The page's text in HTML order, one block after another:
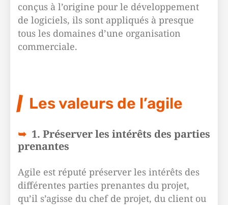
conçus à l’origine pour le développement
de logiciels, ils sont appliqués à presque
tous les domaines d’une organisation
commerciale.
Les valeurs de l’agile
1. Préserver les intérêts des parties
prenantes
Agile est réputé préserver les intérêts des
différentes parties prenantes du projet,
qu’il s’agisse du chef de projet, du client ou